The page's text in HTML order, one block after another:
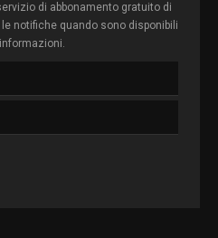
di abbonamento gratuito di
notifiche quando sono disponibili